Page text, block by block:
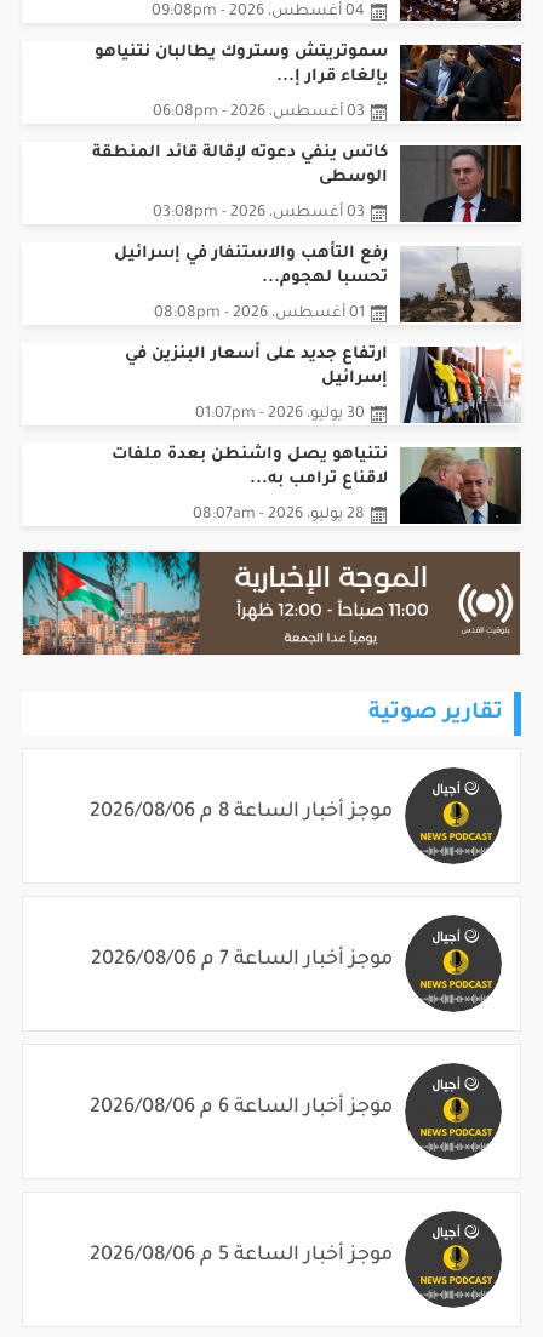
سموتريتش وستروك يطالبان نتنياهو
بإلغاء قرار إ...
03 أغسطس، 2026 - 06:08pm
كاتس ينفي دعوته لإقالة قائد المنطقة
الوسطى
03 أغسطس، 2026 - 03:08pm
رفع التأهب والاستنفار في إسرائيل
تحسبا لهجوم...
01 أغسطس، 2026 - 08:08pm
ارتفاع جديد على أسعار البنزين في
إسرائيل
30 يوليو، 2026 - 01:07pm
نتنياهو يصل واشنطن بعدة ملفات
لاقناع ترامب به...
28 يوليو، 2026 - 08:07am